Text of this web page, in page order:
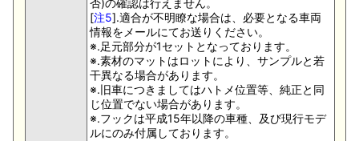
否)の確認は行えません。
[注5].適合が不明瞭な場合は、必要となる車両
情報をメールにてお送りください。
※.足元部分が1セットとなっております。
※.素材のマットはロットにより、サンプルと若
干異なる場合があります。
※.旧車につきましてはハトメ位置等、純正と同
じ位置でない場合があります。
※.フックは平成15年以降の車種、及び現行モデ
ルにのみ付属しております。